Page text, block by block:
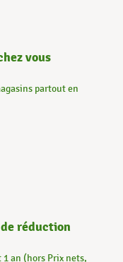
vous
partout en
réduction
an (hors Prix nets,